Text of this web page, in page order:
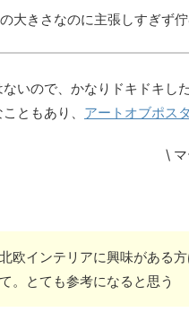
大きさなのに主張しすぎず
いので、かなりドキドキし
ともあり、 アートオブポス
\